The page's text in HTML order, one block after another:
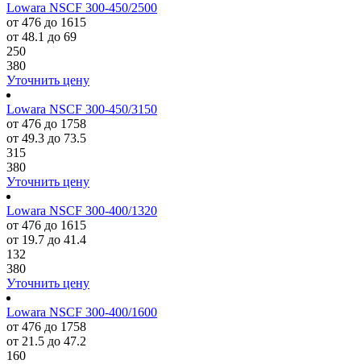
Lowara NSCF 300-450/2500
от 476 до 1615
от 48.1 до 69
250
380
Уточнить цену
Lowara NSCF 300-450/3150
от 476 до 1758
от 49.3 до 73.5
315
380
Уточнить цену
Lowara NSCF 300-400/1320
от 476 до 1615
от 19.7 до 41.4
132
380
Уточнить цену
Lowara NSCF 300-400/1600
от 476 до 1758
от 21.5 до 47.2
160